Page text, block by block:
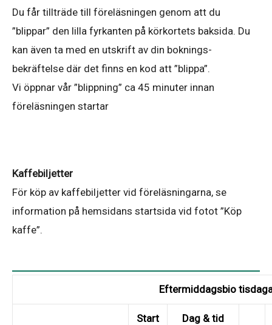
Du får tillträde till föreläsningen genom att du
”blippar” den lilla fyrkanten på körkortets baksida. Du
kan även ta med en utskrift av din boknings-
bekräftelse där det finns en kod att ”blippa”.
Vi öppnar vår ”blippning” ca 45 minuter innan
föreläsningen startar
Kaffebiljetter
För köp av kaffebiljetter vid föreläsningarna, se
information på hemsidans startsida vid fotot ”Köp
kaffe”.
Eftermiddagsbio
Start Dag & tid